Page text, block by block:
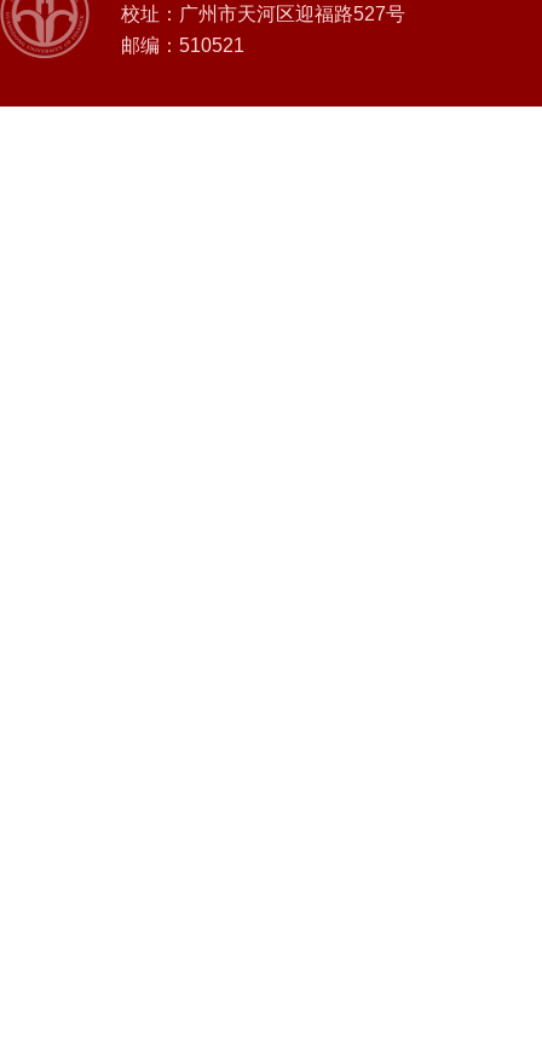
校址：广州市天河区迎福路527号
邮编：510521